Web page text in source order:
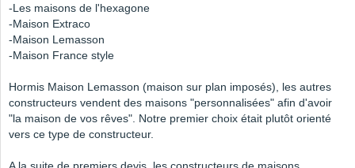
-Les maisons de l'hexagone
-Maison Extraco
-Maison Lemasson
-Maison France style
Hormis Maison Lemasson (maison sur plan imposés), les autres
constructeurs vendent des maisons "personnalisées" afin d'avoir
"la maison de vos rêves". Notre premier choix était plutôt orienté
vers ce type de constructeur.